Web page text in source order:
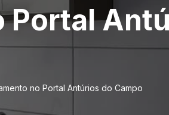
Portal
no Portal Antúrios do Campo